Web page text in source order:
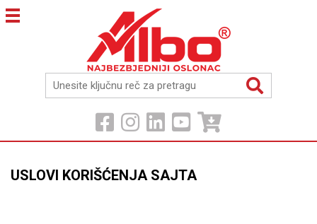
USLOVI KORIŠĆENJA SAJTA